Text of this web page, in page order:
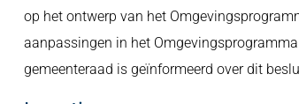
op het ontwerp van het
aanpassingen in het
gemeenteraad is geïnformeerd over dit